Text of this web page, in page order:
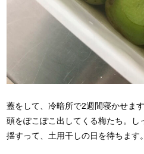
蓋をして、冷暗所で2週間寝かせます
頭をぽこぽこ出してくる梅たち。し
揺すって、土用干しの日を待ちます。